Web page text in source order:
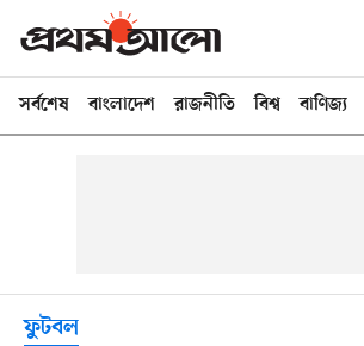
সর্বশেষ বাংলাদেশ রাজনীতি বিশ্ব বাণিজ্য
ফুটবল